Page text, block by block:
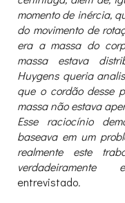
momento de inércia,
do movimento de
era a massa do
massa estava
Huygens queria
que o cordão desse
massa não estava
Esse raciocínio
baseava em um
realmente este
verdadeiramente
entrevistado.